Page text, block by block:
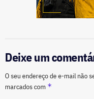
Deixe um
O seu endereço de e-mail não
marcados com *